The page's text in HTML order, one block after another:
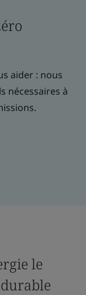
aider : nous
nécessaires à
le